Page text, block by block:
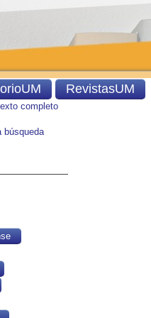
completo
búsqueda
RevistasUM